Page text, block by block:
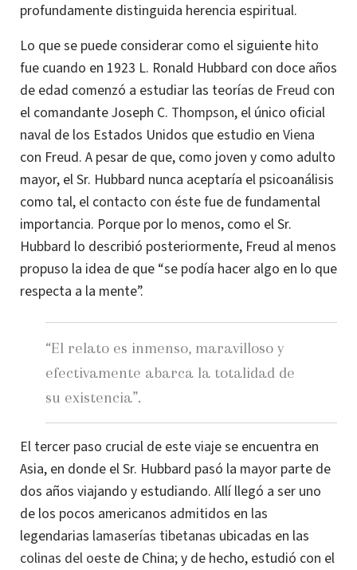
profundamente distinguida herencia espiritual.
Lo que se puede considerar como el siguiente hito
fue cuando en 1923 L. Ronald Hubbard con doce años
de edad comenzó a estudiar las teorías de Freud con
el comandante Joseph C. Thompson, el único oficial
naval de los Estados Unidos que estudio en Viena
con Freud. A pesar de que, como joven y como adulto
mayor, el Sr. Hubbard nunca aceptaría el psicoanálisis
como tal, el contacto con éste fue de fundamental
importancia. Porque por lo menos, como el Sr.
Hubbard lo describió posteriormente, Freud al menos
propuso la idea de que “se podía hacer algo en lo que
respecta a la mente”.
“El relato es inmenso, maravilloso y
efectivamente abarca la totalidad de
su existencia”.
El tercer paso crucial de este viaje se encuentra en
Asia, en donde el Sr. Hubbard pasó la mayor parte de
dos años viajando y estudiando. Allí llegó a ser uno
de los pocos americanos admitidos en las
legendarias lamaserías tibetanas ubicadas en las
colinas del oeste de China; y de hecho, estudió con el